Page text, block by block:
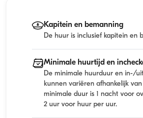
Kapitein en bemanning
De huur is inclusief kapitein en
Minimale huurtijd en
De minimale huurduur en in-/
kunnen variëren afhankelijk
minimale duur is 1 nacht voor
2 uur voor huur per uur.